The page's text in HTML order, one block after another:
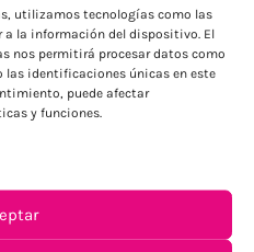
utilizamos tecnologías como las
a la información del dispositivo. El
nos permitirá procesar datos como
las identificaciones únicas en este
puede afectar
y funciones.
= LA NUESTRA
objetivo